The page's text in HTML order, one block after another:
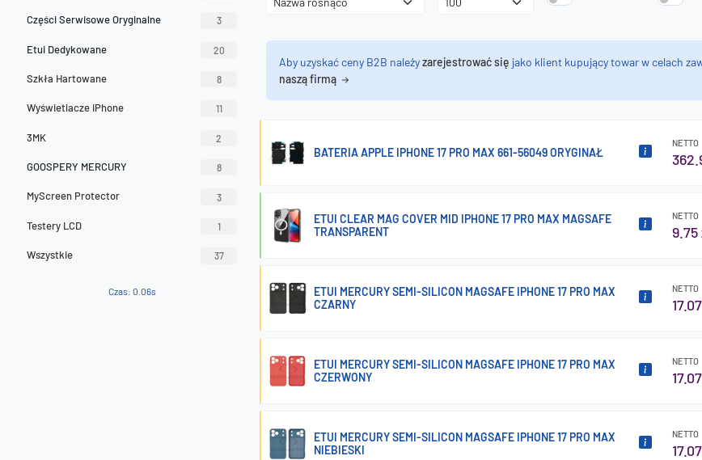
Części Serwisowe Oryginalne 3
Etui Dedykowane 20
Szkła Hartowane 8
Wyświetlacze iPhone 11
3MK 2
GOOSPERY MERCURY 8
MyScreen Protector 3
Testery LCD 1
Wszystkie 37
Czas: 0.06s
Aby uzyskać ceny B2B należyzarejestrować się jako klient kupujący towar w celach
naszą firmą
BATERIA APPLE IPHONE 17 PRO MAX 661-56049 ORYGINAŁ
NETTO
ETUI CLEAR MAG COVER MID IPHONE 17 PRO MAX MAGSAFE
TRANSPARENT
NETTO
9.75
ETUI MERCURY SEMI-SILICON MAGSAFE IPHONE 17 PRO MAX
CZARNY
NETTO
ETUI MERCURY SEMI-SILICON MAGSAFE IPHONE 17 PRO MAX
CZERWONY
NETTO
ETUI MERCURY SEMI-SILICON MAGSAFE IPHONE 17 PRO MAX
NIEBIESKI
NETTO